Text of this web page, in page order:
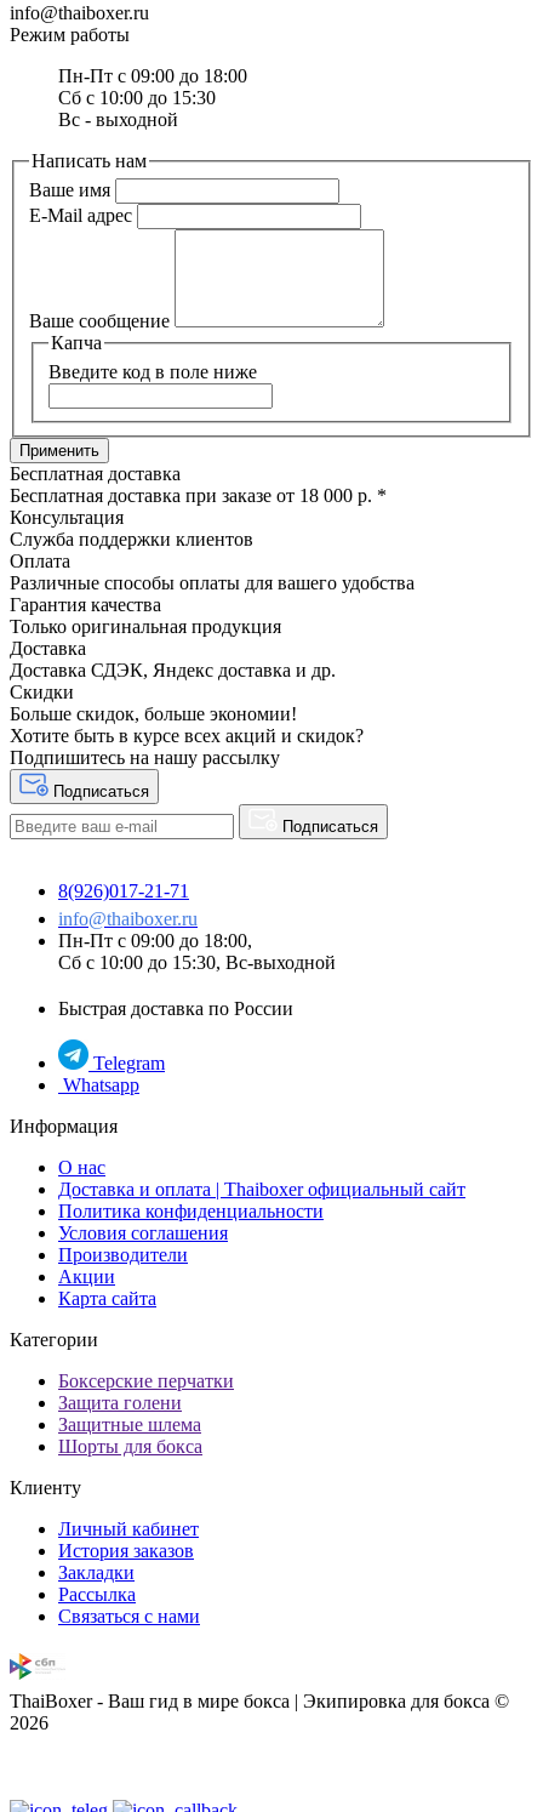
info@thaiboxer.ru
Режим работы
Пн-Пт с 09:00 до 18:00
Сб с 10:00 до 15:30
Вс - выходной
Написать нам
Ваше имя
E-Mail адрес
Ваше сообщение
Капча
Введите код в поле ниже
Бесплатная доставка
Бесплатная доставка при заказе от 18 000 р. *
Консультация
Служба поддержки клиентов
Оплата
Различные способы оплаты для вашего удобства
Гарантия качества
Только оригинальная продукция
Доставка
Доставка СДЭК, Яндекс доставка и др.
Скидки
Больше скидок, больше экономии!
Хотите быть в курсе всех акций и скидок?
Подпишитесь на нашу рассылку
Подписаться
Подписаться
8(926)017-21-71
info@thaiboxer.ru
Пн-Пт с 09:00 до 18:00,
Сб с 10:00 до 15:30, Вс-выходной
Быстрая доставка по России
Telegram
Whatsapp
Информация
О нас
Доставка и оплата | Thaiboxer официальный сайт
Политика конфиденциальности
Условия соглашения
Производители
Акции
Карта сайта
Категории
Боксерские перчатки
Защита голени
Защитные шлема
Шорты для бокса
Клиенту
Личный кабинет
История заказов
Закладки
Рассылка
Связаться с нами
ThaiBoxer - Ваш гид в мире бокса | Экипировка для бокса ©
2026